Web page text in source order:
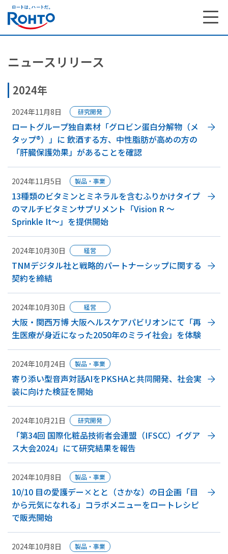
ニュースリリース
2024年
2024年11月8日 研究開発
ロートグループ独自素材「グロビン蛋白分解物（メ
タップ®）」に 飲酒する方、中性脂肪が高めの方の
「肝臓保護効果」があることを確認
2024年11月5日 製品・事業
13種類のビタミンとミネラルを含むふりかけタイプ
のマルチビタミンサプリメント「Vision R ～
Sprinkle It～」を提供開始
2024年10月30日 経営
TNMデジタル社と戦略的パートナーシップに関する
契約を締結
2024年10月30日 経営
大阪・関西万博 大阪ヘルスケアパビリオンにて「再
生医療が身近になった2050年のミライ社会」を体験
2024年10月24日 製品・事業
寄り添い型音声対話AIをPKSHAと共同開発、社会実
装に向けた検証を開始
2024年10月21日 研究開発
「第34回 国際化粧品技術者会連盟（IFSCC）イグア
ス大会2024」にて研究結果を報告
2024年10月8日 製品・事業
10/10 目の愛護デー×とと（さかな）の日企画「目
から元気になれる」コラボメニューをロートレシピ
で販売開始
2024年10月8日 製品・事業
次へ